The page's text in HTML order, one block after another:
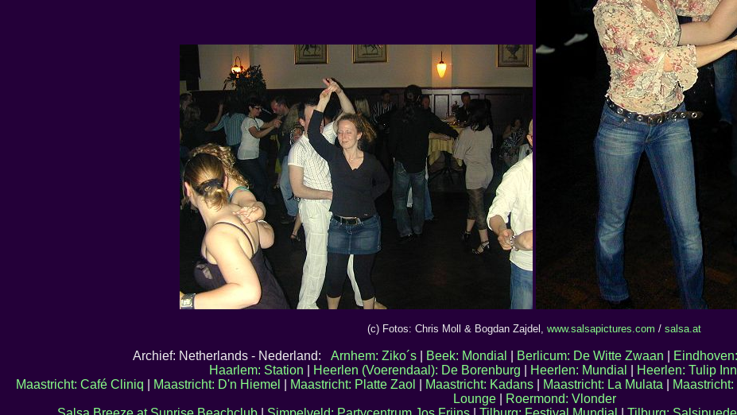
(c) Fotos: Chris Moll & Bogdan Zajdel, www.salsapictures.com / salsa.at
Archief: Netherlands - Nederland: Arnhem: Ziko´s| Beek: Mondial Berlicum: De Witte Zwaan
Haarlem: Station
Heerlen (Voerendaal): De Borenburg Heerlen: Mundial Heerlen: Tulip Inn
Maastricht: Café Cliniq
Maastricht: D'n Hiemel Maastricht: Platte Zaol Maastricht: Kadans| Maastricht: La Mulata
Lounge|
Roermond: Vlonder